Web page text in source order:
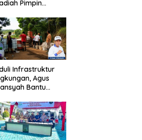
Pimpin
2026–2031
Infrastruktur
Agus
Bantu
di Gang Angsa